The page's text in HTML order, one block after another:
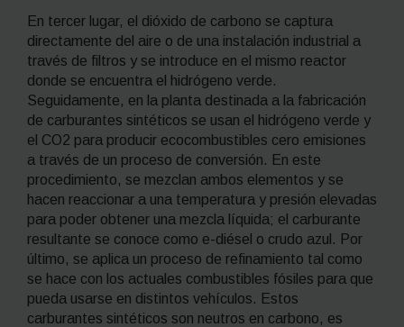
En tercer lugar, el dióxido de carbono se captura
directamente del aire o de una instalación industrial a
través de filtros y se introduce en el mismo reactor
donde se encuentra el hidrógeno verde.
Seguidamente, en la planta destinada a la fabricación
de carburantes sintéticos se usan el hidrógeno verde y
el CO2 para producir ecocombustibles cero emisiones
a través de un proceso de conversión. En este
procedimiento, se mezclan ambos elementos y se
hacen reaccionar a una temperatura y presión elevadas
para poder obtener una mezcla líquida; el carburante
resultante se conoce como e-diésel o crudo azul . Por
último, se aplica un proceso de refinamiento tal como
se hace con los actuales combustibles fósiles para que
pueda usarse en distintos vehículos. Estos
carburantes sintéticos son neutros en carbono, es